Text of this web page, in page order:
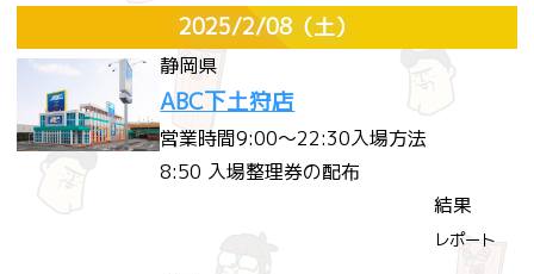
2025/2/08（土）
静岡県
ABC下土狩店
営業時間9:00～22:30入場方法
8:50 入場整理券の配布
結果
レポート